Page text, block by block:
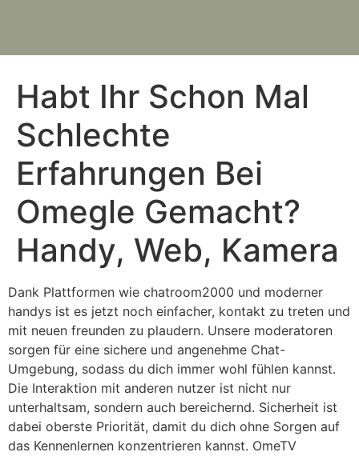
Habt Ihr Schon Mal
Schlechte
Erfahrungen Bei
Omegle Gemacht?
Handy, Web, Kamera
Dank Plattformen wie chatroom2000 und moderner
handys ist es jetzt noch einfacher, kontakt zu treten und
mit neuen freunden zu plaudern. Unsere moderatoren
sorgen für eine sichere und angenehme Chat-
Umgebung, sodass du dich immer wohl fühlen kannst.
Die Interaktion mit anderen nutzer ist nicht nur
unterhaltsam, sondern auch bereichernd. Sicherheit ist
dabei oberste Priorität, damit du dich ohne Sorgen auf
das Kennenlernen konzentrieren kannst. OmeTV